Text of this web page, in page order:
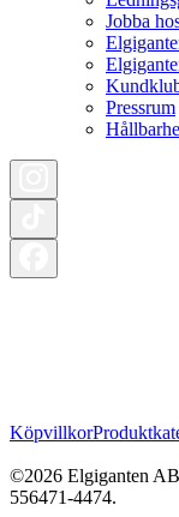
Jobba
Pressrum
Köpvillkor
©2026 Elgiganten
556471-4474.